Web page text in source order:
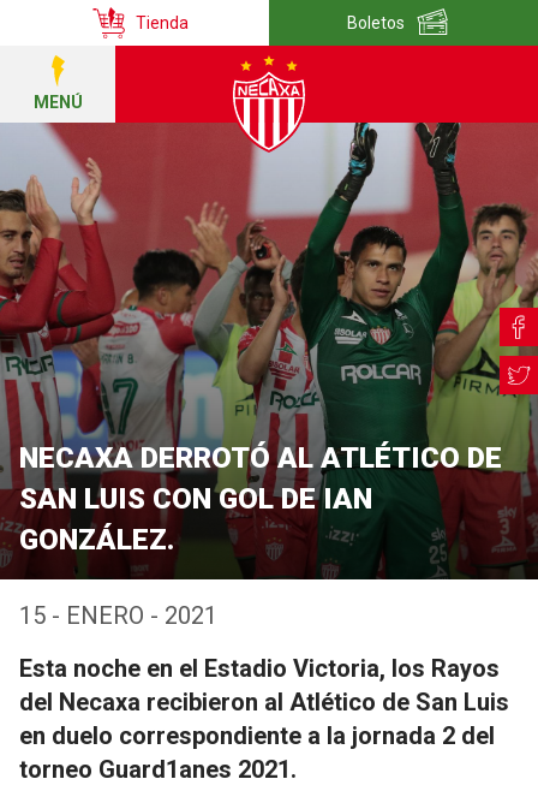
Tienda Boletos
MENÚ
NECAXA DERROTÓ AL ATLÉTICO DE
SAN LUIS CON GOL DE IAN
GONZÁLEZ.
15 - ENERO - 2021
Esta noche en el Estadio Victoria, los Rayos
del Necaxa recibieron al Atlético de San Luis
en duelo correspondiente a la jornada 2 del
torneo Guard1anes 2021.